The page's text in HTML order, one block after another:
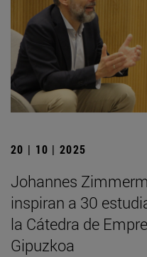
20 | 10 | 2025
Johannes
inspiran a 30
la Cátedra de
Gipuzkoa